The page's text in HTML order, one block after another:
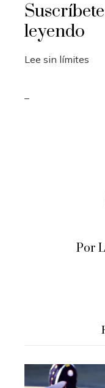
leyendo
Lee sin límites
Por